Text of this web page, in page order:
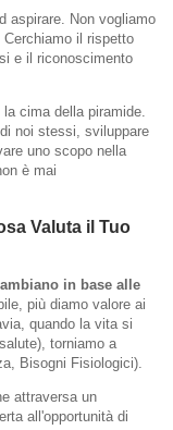
aspirare. Non vogliamo
il rispetto
e il riconoscimento
la cima della piramide.
noi stessi, sviluppare
uno scopo nella
è mai
Valuta il Tuo
in base alle
più diamo valore ai
quando la vita si
torniamo a
Bisogni Fisiologici).
attraversa un
all'opportunità di